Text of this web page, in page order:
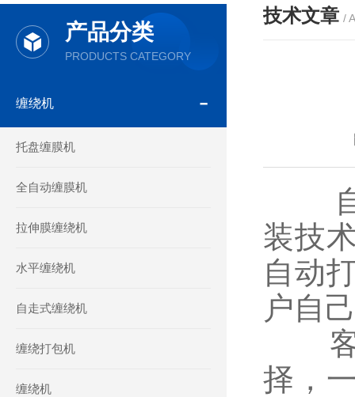
产品分类
PRODUCTS CATEGORY
缠绕机
托盘缠膜机
全自动缠膜机
拉伸膜缠绕机
水平缠绕机
自走式缠绕机
缠绕打包机
缠绕机
技术文章 /
自
装技
自动
户自
客
择，